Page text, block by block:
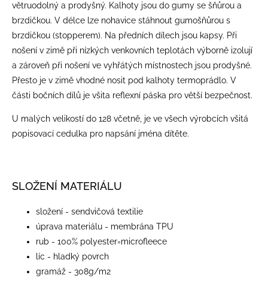
větruodolný a prodyšný. Kalhoty jsou do gumy se šňůrou a
brzdičkou. V délce lze nohavice stáhnout gumošňůrou s
brzdičkou (stopperem). Na předních dílech jsou kapsy. Při
nošení v zimě při nízkých venkovních teplotách výborně izolují
a zároveň při nošení ve vyhřátých místnostech jsou prodyšné.
Přesto je v zimě vhodné nosit pod kalhoty termoprádlo. V
části bočních dílů je všita reflexní páska pro větší bezpečnost.
U malých velikostí do 128 včetně, je ve všech výrobcích všitá
popisovací cedulka pro napsání jména dítěte.
SLOŽENÍ MATERIÁLU
složení - sendvičová textilie
úprava materiálu - membrána TPU
rub - 100% polyester=microfleece
líc - hladký povrch
gramáž - 308g/m2